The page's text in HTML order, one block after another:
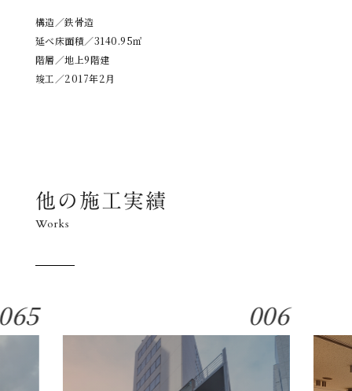
構造／鉄骨造
延べ床面積／3140.95㎡
階層／地上9階建
竣工／2017年2月
他の施工実績
Works
006